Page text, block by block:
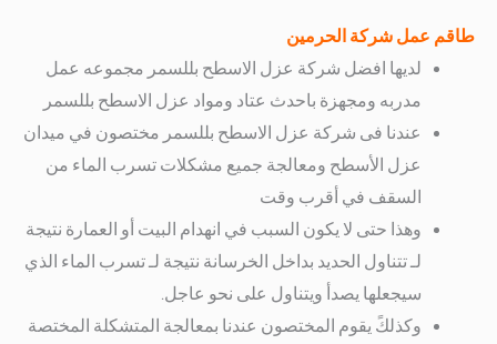
طاقم عمل شركة الحرمين
لديها افضل شركة عزل الاسطح بللسمر مجموعه عمل
مدربه ومجهزة باحدث عتاد ومواد عزل الاسطح بللسمر
عندنا فى شركة عزل الاسطح بللسمر مختصون في ميدان
عزل الأسطح ومعالجة جميع مشكلات تسرب الماء من
السقف في أقرب وقت
وهذا حتى لا يكون السبب في انهدام البيت أو العمارة نتيجة
لـ تتناول الحديد بداخل الخرسانة نتيجة لـ تسرب الماء الذي
سيجعلها يصدأ ويتناول على نحو عاجل.
وكذلكً يقوم المختصون عندنا بمعالجة المتشكلة المختصة